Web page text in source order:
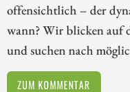
offensichtlich – der
wann? Wir blicken auf
und suchen nach
ZUM KOMMENTAR